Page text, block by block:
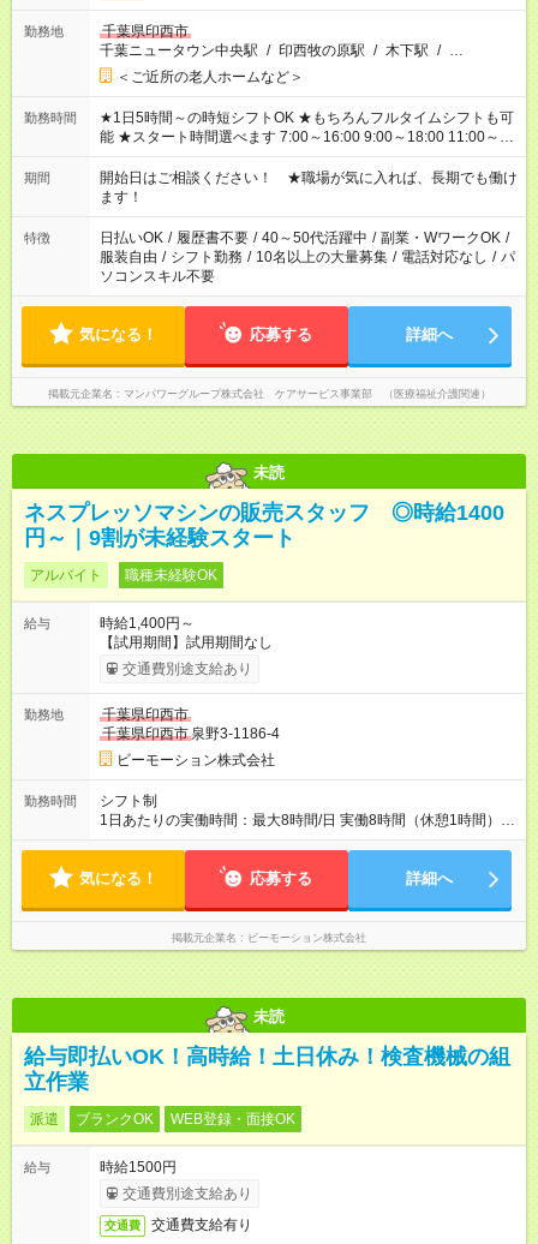
勤務地
千葉県印西市
千葉ニュータウン中央駅 / 印西牧の原駅 / 木下駅 / …
＜ご近所の老人ホームなど＞
勤務時間
★1日5時間～の時短シフトOK ★もちろんフルタイムシフトも可
能 ★スタート時間選べます 7:00～16:00 9:00～18:00 11:00～
20:00 など 残業なし！ ※Wワークの場合、他のお仕事と合わせ
週40時間超の就業はご案内できません ※法令に基づき、週20時
間以上勤務は社会保険への加入対象となります ※労働者派遣法
（日雇い派遣の原則禁止）により、短時間・短期間の就業はご
案内が難しい場合があります
期間
開始日はご相談ください！ ★職場が気に入れば、長期でも働け
ます！
特徴 日払いOK / 履歴書不要 / 40～50代活躍中 / 副業・WワークOK /
服装自由 / シフト勤務 / 10名以上の大量募集 / 電話対応なし / パ
ソコンスキル不要
気になる！ 応募する 詳細へ
掲載元企業名 マンパワーグループ株式会社 ケアサービス事業部 （医療福祉介護関連）
未読
ネスプレッソマシンの販売スタッフ ◎時給1400
円～｜9割が未経験スタート
アルバイト 職種未経験OK
給与
時給1,400円～
【試用期間】試用期間なし
交通費別途支給あり
勤務地
千葉県印西市
千葉県印西市 泉野3-1186-4
ビーモーション株式会社
勤務時間
シフト制
1日あたりの実働時間：最大8時間/日 実働8時間（休憩1時間）の
勤務となります。 ▼シフト例 9:00～17:00 12:00～20:00
気になる！ 応募する 詳細へ
掲載元企業名 ビーモーション株式会社
未読
給与即払いOK！高時給！土日休み！検査機械の組
立作業
派遣 ブランクOK WEB登録・面接OK
給与
時給1500円
交通費別途支給あり
交通費 交通費支給有り